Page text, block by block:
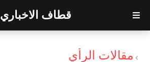
قطاف الاخباري
مقالات الرأي